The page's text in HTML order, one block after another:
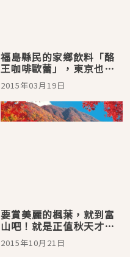
福島縣民的家鄉飲料「酪
王咖啡歐蕾」，東京也有
賣喔！
2015年03月19日
要賞美麗的楓葉，就到富
山吧！就是正值秋天才該
去（前編）
2015年10月21日